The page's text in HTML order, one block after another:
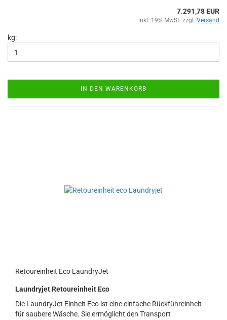
7.291,78 EUR
inkl. 19% MwSt. zzgl. Versand
kg:
IN DEN WARENKORB
Retoureinheit Eco LaundryJet
Laundryjet Retoureinheit Eco
Die LaundryJet Einheit Eco ist eine einfache Rückführeinheit
für saubere Wäsche. Sie ermöglicht den Transport